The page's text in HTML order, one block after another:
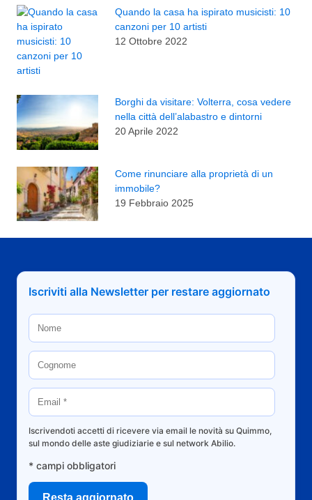
Quando la casa ha ispirato musicisti: 10
canzoni per 10 artisti
12 Ottobre 2022
Borghi da visitare: Volterra, cosa vedere
nella città dell’alabastro e dintorni
20 Aprile 2022
Come rinunciare alla proprietà di un
immobile?
19 Febbraio 2025
Iscriviti alla Newsletter per restare aggiornato
Iscrivendoti accetti di ricevere via email le novità su Quimmo,
sul mondo delle aste giudiziarie e sul network Abilio.
* campi obbligatori